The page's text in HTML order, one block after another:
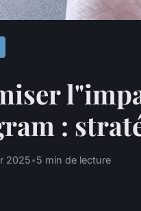
:
2025•5 min de lecture